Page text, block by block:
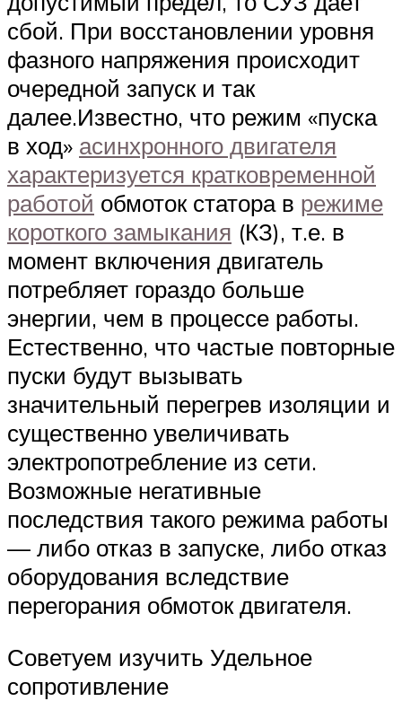
сбой. При восстановлении уровня
фазного напряжения происходит
очередной запуск и так
далее.Известно, что режим «пуска
в ход» асинхронного двигателя
характеризуется кратковременной
работой обмоток статора в режиме
короткого замыкания (КЗ), т.е. в
момент включения двигатель
потребляет гораздо больше
энергии, чем в процессе работы.
Естественно, что частые повторные
пуски будут вызывать
значительный перегрев изоляции и
существенно увеличивать
электропотребление из сети.
Возможные негативные
последствия такого режима работы
— либо отказ в запуске, либо отказ
оборудования вследствие
перегорания обмоток двигателя.
Советуем изучить Удельное
сопротивление